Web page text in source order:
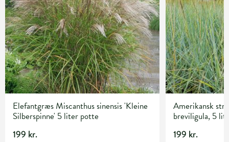
Elefantgræs Miscanthus sinensis 'Kleine
Silberspinne' 5 liter potte
199 kr.
Amerikansk
breviligula, 5
199 kr.